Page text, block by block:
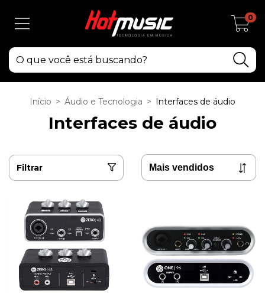
0
Início > Áudio e Tecnologia > Interfaces de áudio
Interfaces de áudio
Filtrar